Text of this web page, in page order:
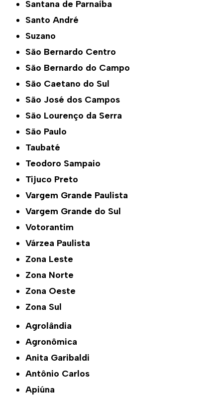
Santana de Parnaíba
Santo André
Suzano
São Bernardo Centro
São Bernardo do Campo
São Caetano do Sul
São José dos Campos
São Lourenço da Serra
São Paulo
Taubaté
Teodoro Sampaio
Tijuco Preto
Vargem Grande Paulista
Vargem Grande do Sul
Votorantim
Várzea Paulista
Zona Leste
Zona Norte
Zona Oeste
Zona Sul
Agrolândia
Agronômica
Anita Garibaldi
Antônio Carlos
Apiúna